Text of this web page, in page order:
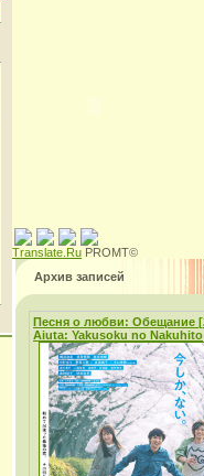
Translate.Ru PROMT©
Архив записей
Песня о любви: Обещание
Aiuta: Yakusoku no Nakuhito